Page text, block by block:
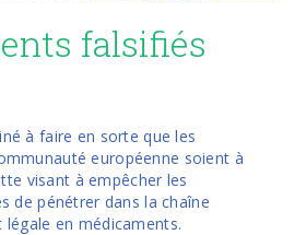
falsifiés
à faire en sorte que les
européenne soient à
visant à empêcher les
de pénétrer dans la chaîne
légale en médicaments.